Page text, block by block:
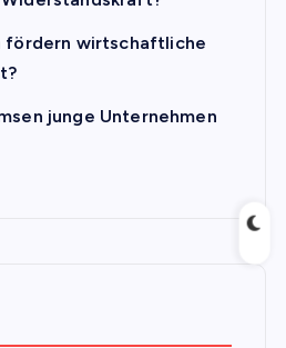
fördern wirtschaftliche
junge Unternehmen